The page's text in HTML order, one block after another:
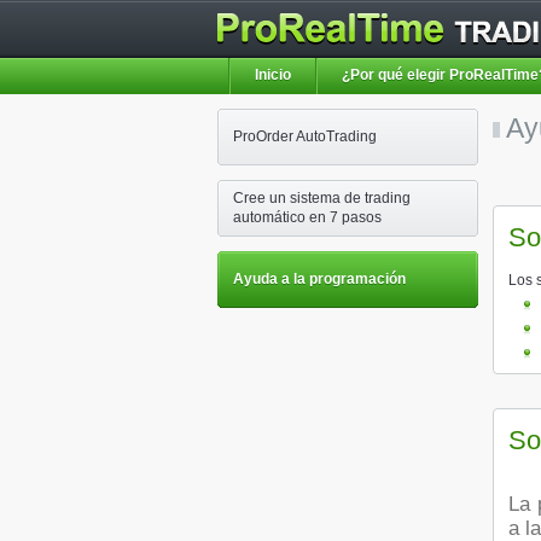
Inicio ¿Por qué elegir
ProOrder AutoTrading
Cree un sistema de trading
automático en 7 pasos
Ayuda a la programación Los
La página web de nuestro colaborador ProRealCode.com pone a su disposición un foro dedicado
a